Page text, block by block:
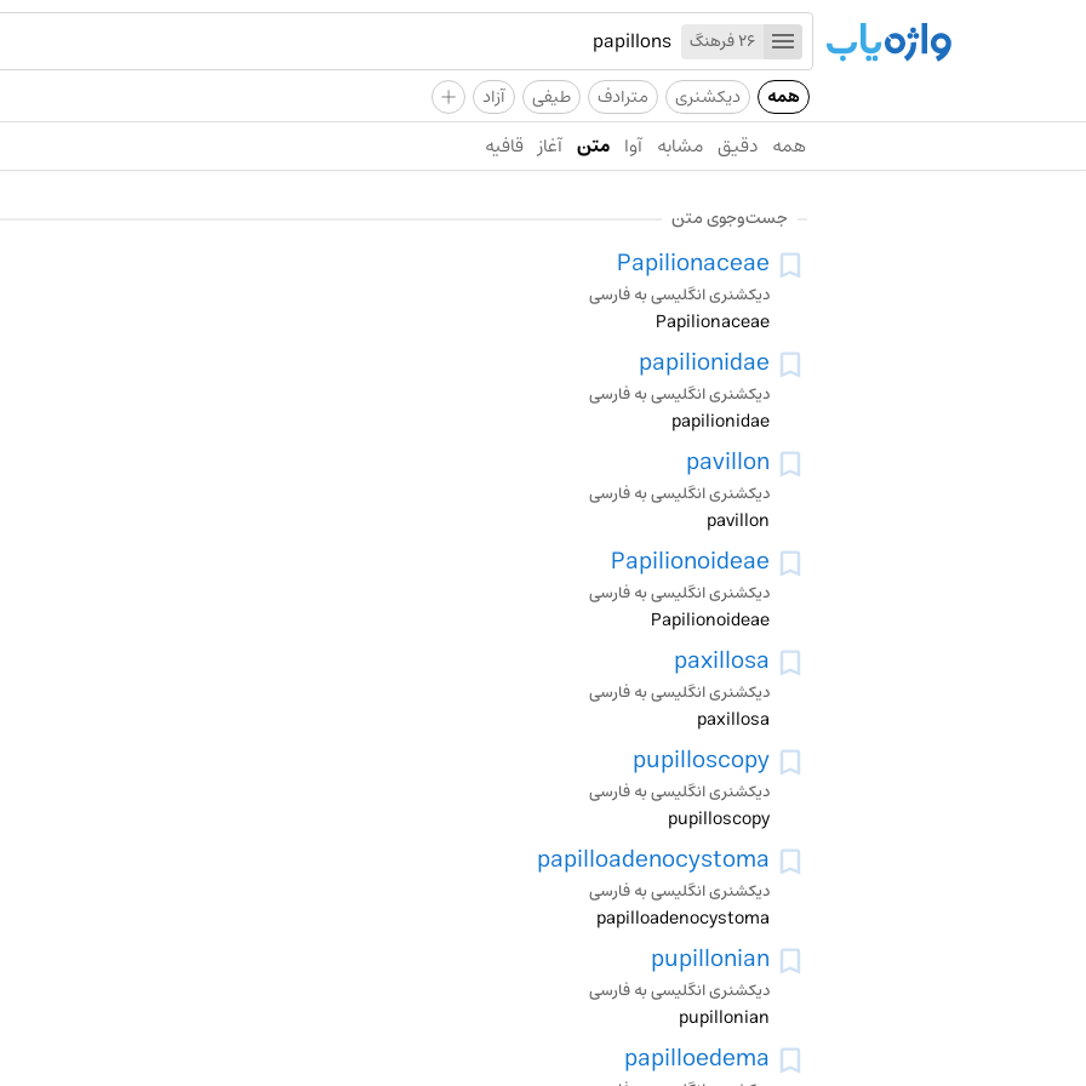
26 فرهنگ
همه دیکشنری مترادف طیفی آزاد +
همه دقیق مشابه آوا متن آغاز قافیه
جست‌وجوی متن
Papilionaceae
دیکشنری انگلیسی به فارسی
Papilionaceae
papilionidae
دیکشنری انگلیسی به فارسی
papilionidae
pavillon
دیکشنری انگلیسی به فارسی
pavillon
Papilionoideae
دیکشنری انگلیسی به فارسی
Papilionoideae
paxillosa
دیکشنری انگلیسی به فارسی
paxillosa
pupilloscopy
دیکشنری انگلیسی به فارسی
pupilloscopy
papilloadenocystoma
دیکشنری انگلیسی به فارسی
papilloadenocystoma
pupillonian
دیکشنری انگلیسی به فارسی
pupillonian
papilloedema